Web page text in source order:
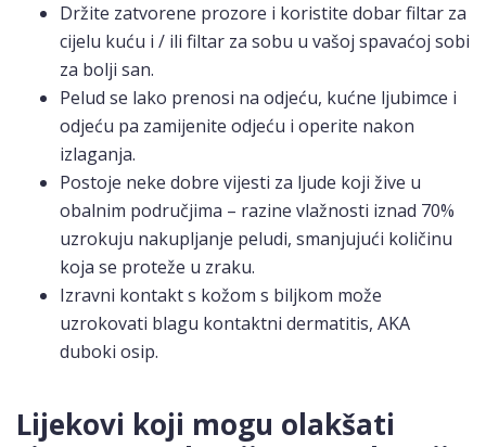
Držite zatvorene prozore i koristite dobar filtar za
cijelu kuću i / ili filtar za sobu u vašoj spavaćoj sobi
za bolji san.
Pelud se lako prenosi na odjeću, kućne ljubimce i
odjeću pa zamijenite odjeću i operite nakon
izlaganja.
Postoje neke dobre vijesti za ljude koji žive u
obalnim područjima – razine vlažnosti iznad 70%
uzrokuju nakupljanje peludi, smanjujući količinu
koja se proteže u zraku.
Izravni kontakt s kožom s biljkom može
uzrokovati blagu kontaktni dermatitis, AKA
duboki osip.
Lijekovi koji mogu olakšati